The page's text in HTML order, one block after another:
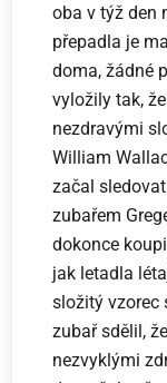
oba v týž den
přepadla je
doma, žádné
vyložily tak,
nezdravými
William
začal
zubařem
dokonce
jak letadla
složitý vzorec
zubař sdělil,
nezvyklými